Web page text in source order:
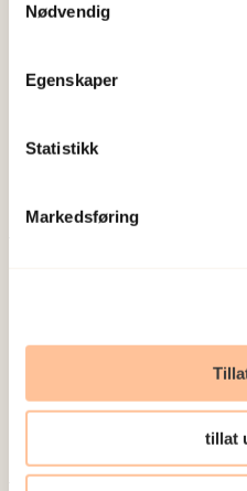
Nødvendig
Egenskaper
Statistikk
Markedsføring
tillat
NKVTS utvikler og
om vold og traumatisk
til å forebygge og
sosiale konsekvensene